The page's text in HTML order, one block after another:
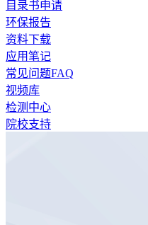
目录书申请
环保报告
资料下载
应用笔记
常见问题FAQ
视频库
检测中心
院校支持